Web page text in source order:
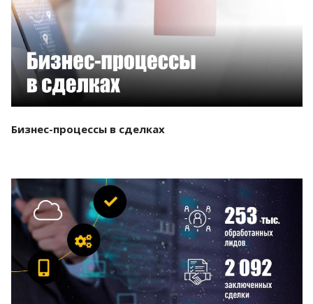
Бизнес-процессы в сделках
Смотреть проект